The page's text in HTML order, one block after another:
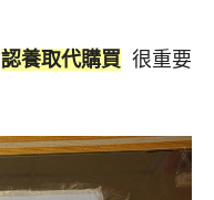
認養取代購買 很重要